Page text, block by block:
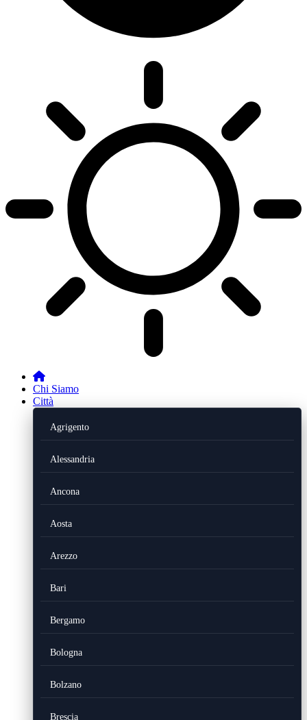
Chi Siamo
Città
Agrigento
Alessandria
Ancona
Aosta
Arezzo
Bari
Bergamo
Bologna
Bolzano
Brescia